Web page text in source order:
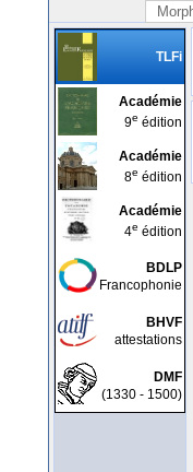
TLFi
Académie
9e édition
Académie
8e édition
Académie
4e édition
BDLP
Francophonie
BHVF
attestations
DMF
(1330 - 1500)